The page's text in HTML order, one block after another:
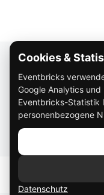
Über
So funktioniert
Impressum
Datenschutz
Cookies &
Eventbricks
Google Analytics
Eventbricks-Statistik
personenbezogene
Datenschutz